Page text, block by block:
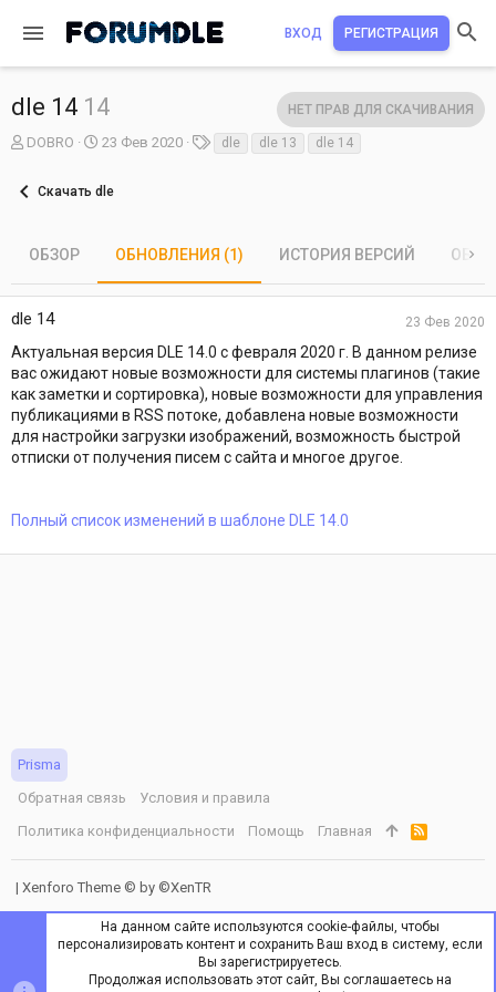
ВХОД РЕГИСТРАЦИЯ
dle 14 14 НЕТ ПРАВ ДЛЯ СКАЧИВАНИЯ
А
о
DOBRO
Д
а
д
а
я
23 Фев 2020 dle dle 13 dle 14
Скачать dle
ОБЗОР ОБНОВЛЕНИЯ (1) ИСТОРИЯ ВЕРСИЙ
dle 14 23 Фев 2020
Актуальная версия DLE 14.0 с февраля 2020 г. В данном релизе
вас ожидают новые возможности для системы плагинов (такие
как заметки и сортировка), новые возможности для управления
публикациями в RSS потоке, добавлена новые возможности
для настройки загрузки изображений, возможность быстрой
отписки от получения писем с сайта и многое другое.
Полный список изменений в шаблоне DLE 14.0
Prisma
Обратная связь
Условия и правила
Политика конфиденциальности
Помощь Главная
R
S
S
| Xenforo Theme © by ©XenTR
На данном сайте используются cookie-файлы, чтобы
персонализировать контент и сохранить Ваш вход в систему, если
Вы зарегистрируетесь.
Продолжая использовать этот сайт, Вы соглашаетесь на